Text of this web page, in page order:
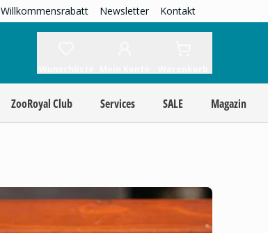
Willkommensrabatt Newsletter Kontakt
ZooRoyal Club Services SALE Magazin